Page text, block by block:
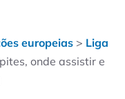
europeias > Liga
onde assistir e